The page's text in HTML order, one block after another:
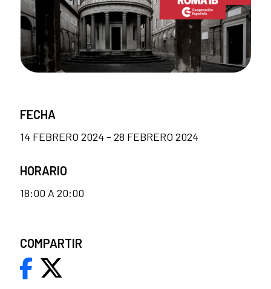
FECHA
14 FEBRERO 2024 - 28 FEBRERO 2024
HORARIO
18:00 A 20:00
COMPARTIR